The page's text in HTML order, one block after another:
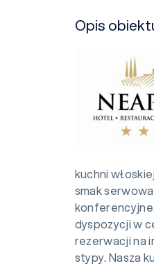
Opis
kuchni
smak
dyspozycji w
rezerwacji na
stypy. Nasza